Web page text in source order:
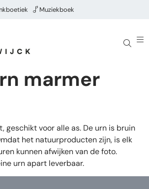
Muziekboek
marmer
geschikt voor alle as. De urn is bruin
het natuurproducten zijn, is elk
kunnen afwijken van de foto.
urn apart leverbaar.